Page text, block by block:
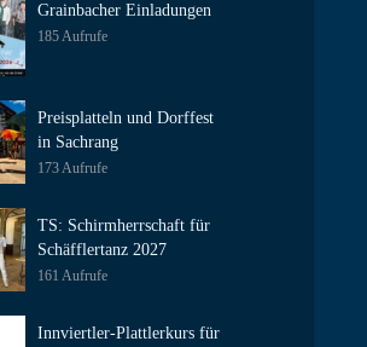
Grainbacher Einladungen
185 Aufrufe
Preisplatteln und Dorffest
in Sachrang
173 Aufrufe
TS: Schirmherrschaft für
Schäfflertanz 2027
161 Aufrufe
Innviertler-Plattlerkurs für